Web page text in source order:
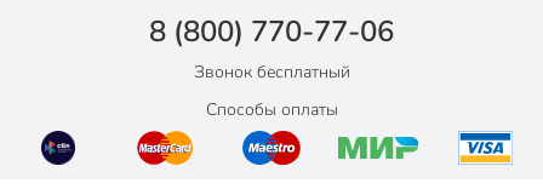
8 (800) 770-77-06
Звонок бесплатный
Способы оплаты